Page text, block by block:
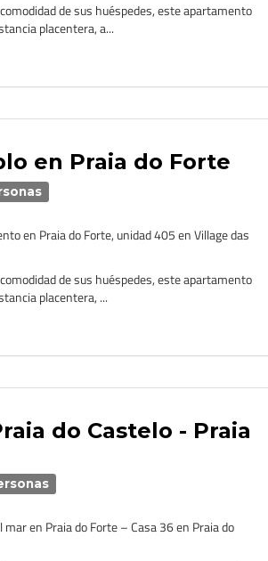
de sus huéspedes, este apartamento
placentera, a...
en Praia do Forte
en Praia do Forte, unidad 405 en Village das
de sus huéspedes, este apartamento
placentera, ...
do Castelo - Praia
en Praia do Forte – Casa 36 en Praia do